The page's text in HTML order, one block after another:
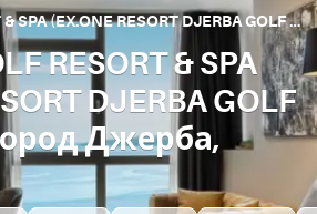
DJERBA GOLF RESORT & SPA (EX.ONE RESORT DJERBA GOLF & SPA)
RESORT & SPA
DJERBA GOLF
Джерба,